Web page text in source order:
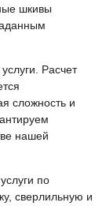
шкивы
Расчет
сложность и
нашей
по
сверлильную и